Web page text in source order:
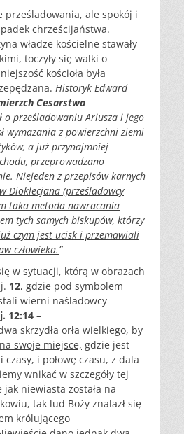
prześladowania, ale spokój i
chrześcijaństwa.
władze kościelne stawały
toczyły się walki o
kościoła była
Historyk Edward
Cesarstwa
o prześladowaniu Ariusza i jego
wymazania z powierzchni ziemi
a już przynajmniej
przeprowadzano
Niejeden z przepisów karnych
Dioklecjana (prześladowcy
taka metoda nawracania
tych samych biskupów, którzy
czym jest ucisk i przemawiali
człowieka.”
w sytuacji, którą w obrazach
12, gdzie pod symbolem
wierni naśladowcy
12:14 –
skrzydła orła wielkiego, by
swoje miejsce, gdzie jest
i połowę czasu, z dala
wnikać w szczegóły tej
niewiasta została na
tak lud Boży znalazł się
królującego